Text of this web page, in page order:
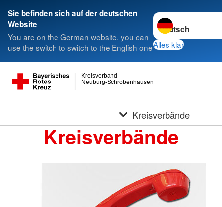
Sie befinden sich auf der deutschen
Website
You are on the German website, you can
use the switch to switch to the English one
Sprache wechseln
Alles klar
Neuburg-Schrobenhausen
Kreisverband
Kreisverbände
Kreisverbände